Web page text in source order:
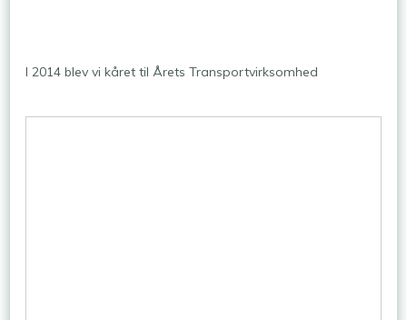
I 2014 blev vi kåret til Årets Transportvirksomhed​